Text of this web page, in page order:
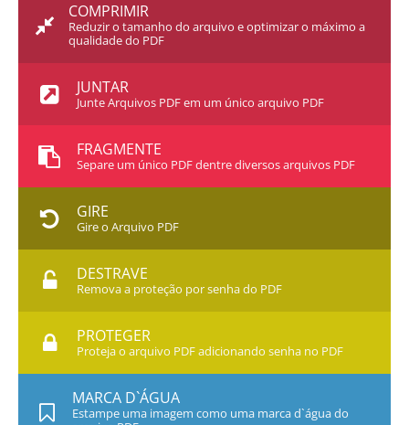
COMPRIMIR
Reduzir o tamanho do arquivo e optimizar o máximo a
qualidade do PDF
JUNTAR
Junte Arquivos PDF em um único arquivo PDF
FRAGMENTE
Separe um único PDF dentre diversos arquivos PDF
GIRE
Gire o Arquivo PDF
DESTRAVE
Remova a proteção por senha do PDF
PROTEGER
Proteja o arquivo PDF adicionando senha no PDF
MARCA D`ÁGUA
Estampe uma imagem como uma marca d`água do